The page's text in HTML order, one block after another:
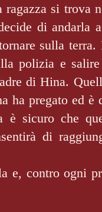
ragazza si trova
di andarla
sulla terra.
polizia e
di Hina.
ha pregato ed è
è sicuro che
di
e, contro ogni